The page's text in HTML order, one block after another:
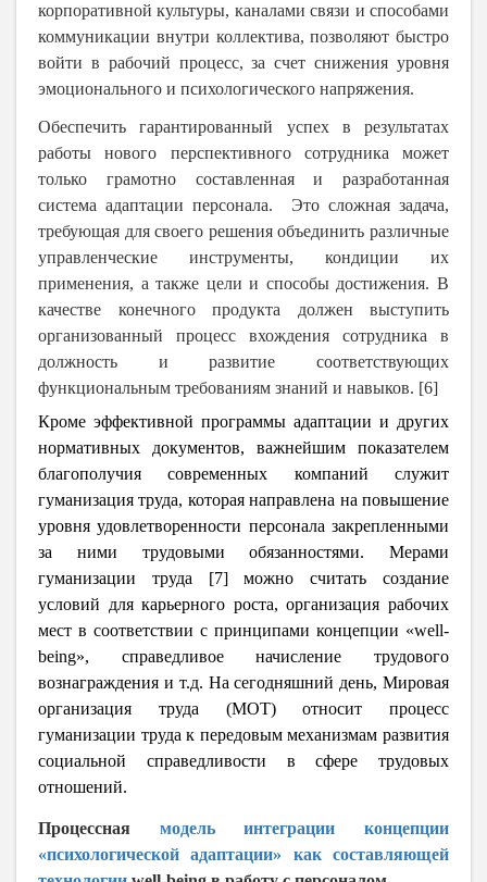
корпоративной культуры, каналами связи и способами
коммуникации внутри коллектива, позволяют быстро
войти в рабочий процесс, за счет снижения уровня
эмоционального и психологического напряжения.
Обеспечить гарантированный успех в результатах
работы нового перспективного сотрудника может
только грамотно составленная и разработанная
система адаптации персонала. Это сложная задача,
требующая для своего решения объединить различные
управленческие инструменты, кондиции их
применения, а также цели и способы достижения. В
качестве конечного продукта должен выступить
организованный процесс вхождения сотрудника в
должность и развитие соответствующих
функциональным требованиям знаний и навыков. [6]
Кроме эффективной программы адаптации и других
нормативных документов, важнейшим показателем
благополучия современных компаний служит
гуманизация труда, которая направлена на повышение
уровня удовлетворенности персонала закрепленными
за ними трудовыми обязанностями. Мерами
гуманизации труда [7] можно считать создание
условий для карьерного роста, организация рабочих
мест в соответствии с принципами концепции «well-
being», справедливое начисление трудового
вознаграждения и т.д. На сегодняшний день, Мировая
организация труда (МОТ) относит процесс
гуманизации труда к передовым механизмам развития
социальной справедливости в сфере трудовых
отношений.
Процессная модельинтеграции концепции
«психологической адаптации» как составляющей